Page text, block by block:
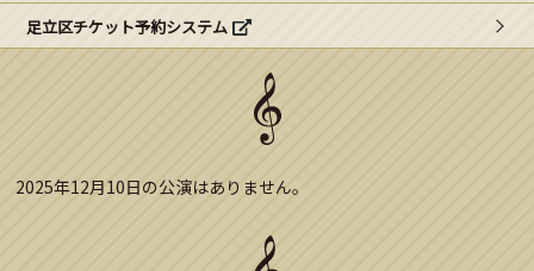
ブランドからのお知らせ
足立区チケット予約システム
2025年12月10日の公演はありません。